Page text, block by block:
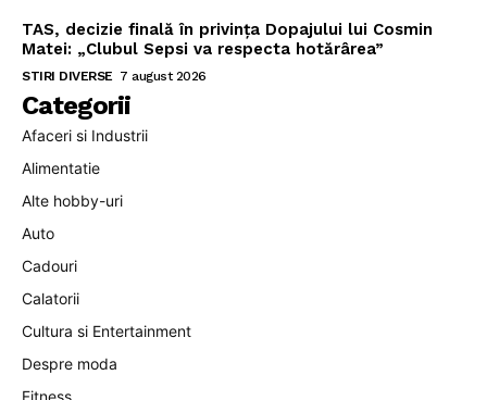
TAS, decizie finală în privința Dopajului lui Cosmin
Matei: „Clubul Sepsi va respecta hotărârea”
STIRI DIVERSE 7 august 2026
Categorii
Afaceri si Industrii
Alimentatie
Alte hobby-uri
Auto
Cadouri
Calatorii
Cultura si Entertainment
Despre moda